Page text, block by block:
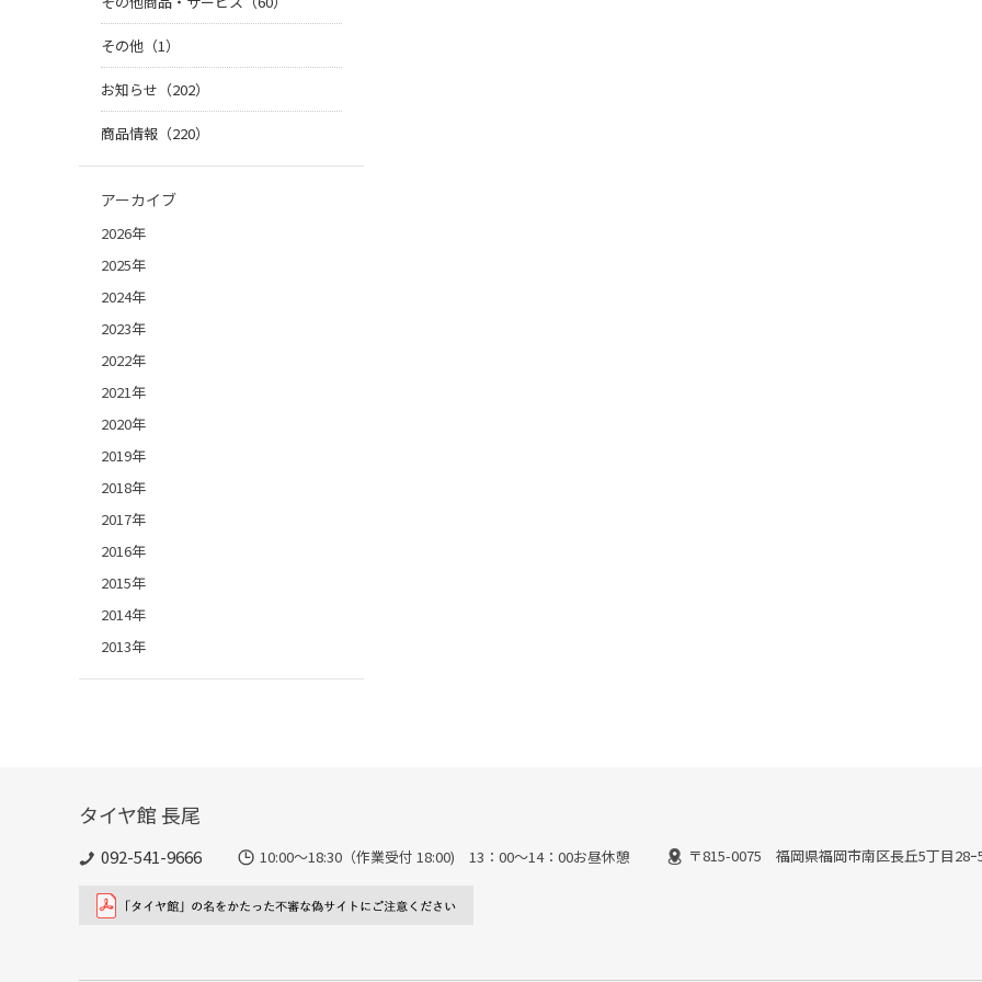
その他（1）
お知らせ（202）
商品情報（220）
アーカイブ
2026年
2025年
2024年
2023年
2022年
2021年
2020年
2019年
2018年
2017年
2016年
2015年
2014年
2013年
タイヤ館 長尾
092-541-9666 10:00～18:30（作業受付 18:00) 13：00～14：00お昼休憩 〒815-0075 福岡県福岡市南区長丘5丁目28ｰ